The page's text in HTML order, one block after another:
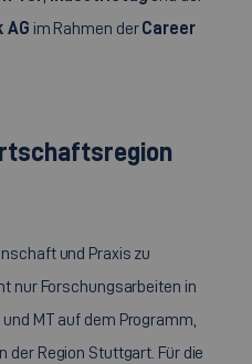
AG im Rahmen derCareer
und Praxis zu
nur Forschungsarbeiten in
MT auf dem Programm,
der Region Stuttgart. Für die